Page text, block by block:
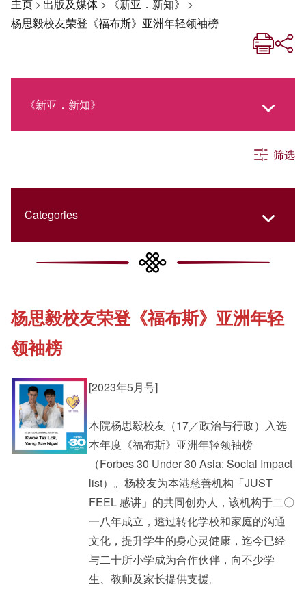
主页> 出版及媒体 > 《新亚．新知》 >
杨思毅校友荣登《福布斯》亚洲年轻领袖榜
《新亚．新知》
社交媒体专栏
《新亚简讯》
《新亚书院概览》
新亚影集
筛选
Categories
College Updates
Cultural Topics
Student Development
Staff Engagement
Alumni Connections
杨思毅校友荣登《福布斯》亚洲年轻
领袖榜
[2023年5月号]
本院杨思毅校友（17／政治与行政）入选
本年度《福布斯》亚洲年轻领袖榜
（Forbes 30 Under 30 Asia: Social Impact
list）。杨校友为本港慈善机构「JUST
FEEL 感讲」的共同创办人，该机构于二〇
一八年成立，透过转化学校和家庭的沟通
文化，提升学生的身心灵健康，迄今已经
与二十所小学成为合作伙伴，向不少学
生、教师及家长提供支援。